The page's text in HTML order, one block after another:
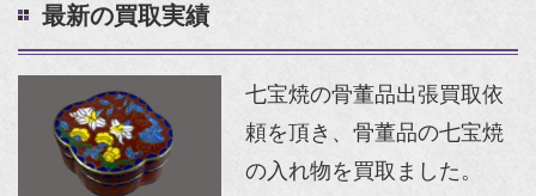
最新の買取実績
七宝焼の骨董品出張買取依
頼を頂き、骨董品の七宝焼
の入れ物を買取ました。